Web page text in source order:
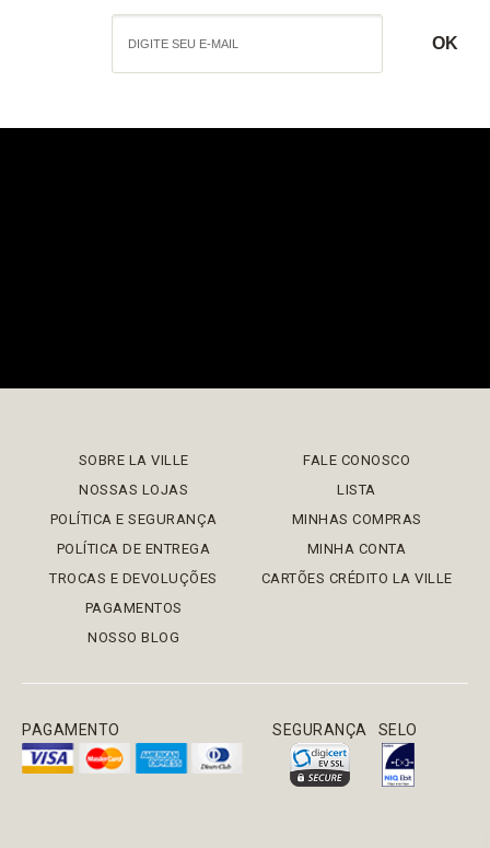
SOBRE LA VILLE
NOSSAS LOJAS
POLÍTICA E SEGURANÇA
POLÍTICA DE ENTREGA
TROCAS E DEVOLUÇÕES
PAGAMENTOS
NOSSO BLOG
FALE CONOSCO
LISTA
MINHAS COMPRAS
MINHA CONTA
CARTÕES CRÉDITO LA VILLE
PAGAMENTO SEGURANÇA SELO